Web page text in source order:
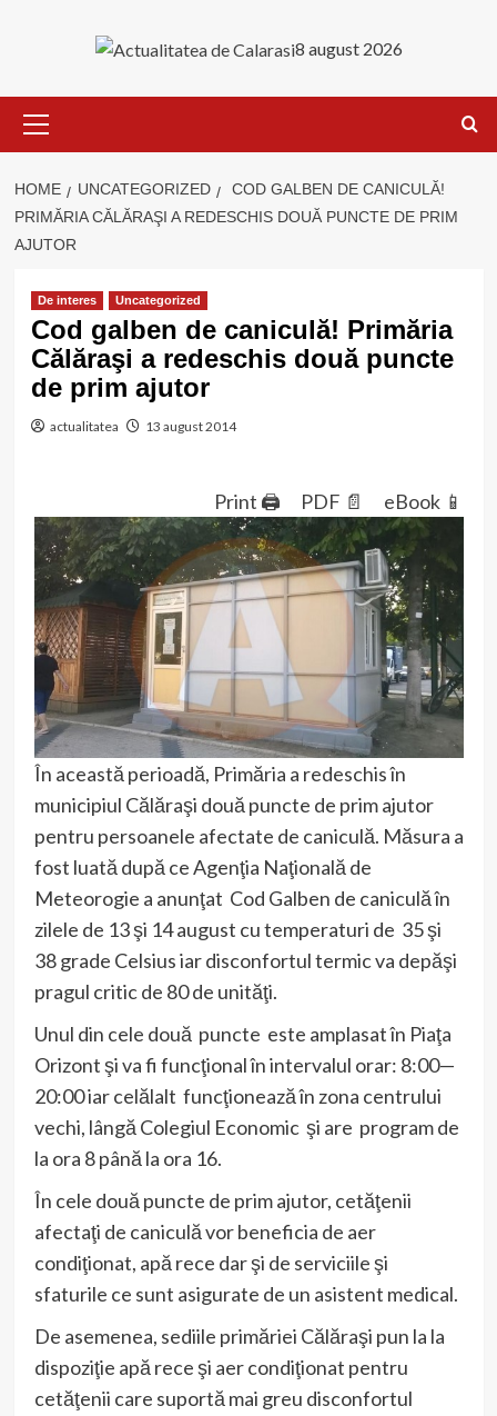
8 august 2026
Menu
HOME UNCATEGORIZED
COD GALBEN DE CANICULĂ!
PRIMĂRIA CĂLĂRAŞI A REDESCHIS DOUĂ PUNCTE DE PRIM
AJUTOR
De interes Uncategorized
Cod galben de caniculă! Primăria
Călăraşi a redeschis două puncte
de prim ajutor
actualitatea 13 august 2014
Print 🖨 PDF 📄 eBook 📱
În această perioadă, Primăria a redeschis în
municipiul Călăraşi două puncte de prim ajutor
pentru persoanele afectate de caniculă. Măsura a
fost luată după ce Agenţia Naţională de
Meteorogie a anunţat Cod Galben de caniculă în
zilele de 13 şi 14 august cu temperaturi de 35 şi
38 grade Celsius iar disconfortul termic va depăşi
pragul critic de 80 de unităţi.
Unul din cele două puncte este amplasat în Piaţa
Orizont şi va fi funcţional în intervalul orar: 8:00—
20:00 iar celălalt funcţionează în zona centrului
vechi, lângă Colegiul Economic şi are program de
la ora 8 până la ora 16.
În cele două puncte de prim ajutor, cetăţenii
afectaţi de caniculă vor beneficia de aer
condiţionat, apă rece dar şi de serviciile şi
sfaturile ce sunt asigurate de un asistent medical.
De asemenea, sediile primăriei Călăraşi pun la la
dispoziţie apă rece şi aer condiţionat pentru
cetăţenii care suportă mai greu disconfortul